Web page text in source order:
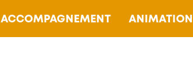
ACCOMPAGNEMENT ANIMATION